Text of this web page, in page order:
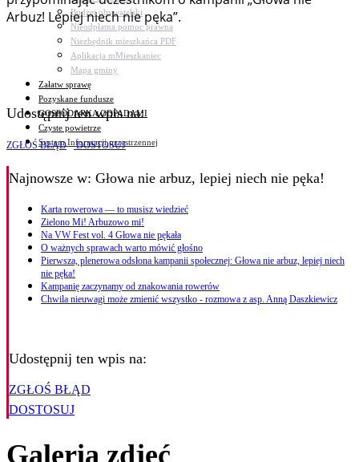
Budżet obywatelski
Nieodpłatna pomoc prawna
Niezbędnik mieszkańca PDF
Aplikacja mMieszkaniec
Mapa gminy
Załatw sprawę
Pozyskane fundusze
GOSPODARKA ODPADAMI
Czyste powietrze
System Informacji przestrzennej
Arbuz! Lepiej niech nie pęka”.
Udostępnij ten wpis na:
ZGŁOŚ BŁĄD DOSTOSUJ
Najnowsze w: Głowa nie arbuz, lepiej niech nie pęka!
Karta rowerowa — to musisz wiedzieć
Zielono Mi! Arbuzowo mi!
Na VW Fest vol. 4 Głowa nie pękała
O ważnych sprawach warto mówić głośno
Pierwsza, plenerowa odsłona kampanii społecznej: Głowa nie arbuz, lepiej niech
nie pęka!
Kampanię zaczynamy od znakowania rowerów
Chwila nieuwagi może zmienić wszystko - rozmowa z asp. Anną Daszkiewicz
Udostępnij ten wpis na:
ZGŁOŚ BŁĄD
DOSTOSUJ
Galeria zdjęć